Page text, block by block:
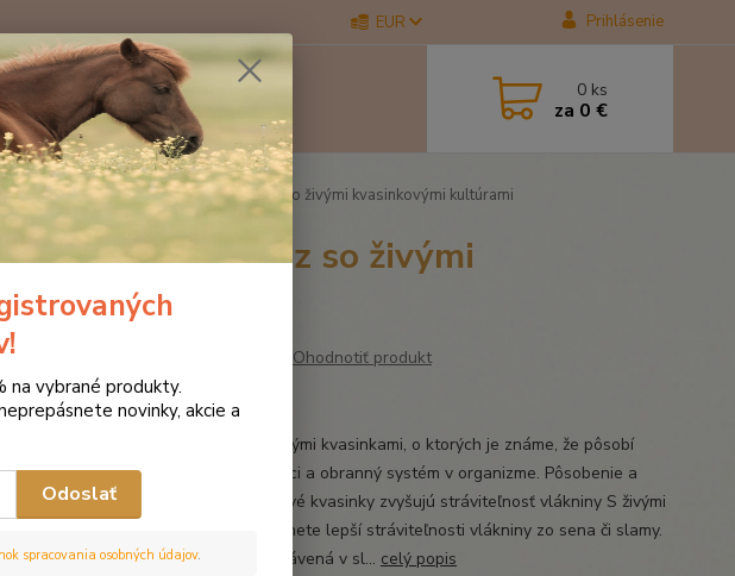
EUR Prihlásenie
0 ks
za 0 €
hi yeast, minerálny probiotický liz so živými kvasinkovými kultúrami
probiotický liz so živými
Ohodnotiť produkt
balenie 3kg
Minerálny liz so živými kvasinkami, o ktorých je známe, že pôsobí
pozitívne na tráviaci a obranný systém v organizme. Pôsobenie a
prednosti u koní:Živé kvasinky zvyšujú stráviteľnosť vlákniny S živými
kvasinkami dosiahnete lepší stráviteľnosti vlákniny zo sena či slamy.
Táto vláknina je trávená v sl... celý popis
na vybrané produkty.
novinky, akcie a
Odoslať
spracovania osobných údajov.